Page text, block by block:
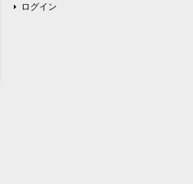
ログイン